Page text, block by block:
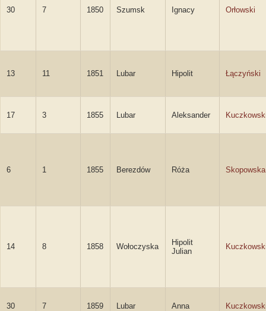
30 7 1850 Szumsk Ignacy Orłowski
13 11 1851 Lubar Hipolit Łączyński
17 3 1855 Lubar Aleksander
6 1 1855 Berezdów Róża Skopowska
14 8 1858 Wołoczyska
Hipolit
Julian
30 7 1859 Lubar Anna